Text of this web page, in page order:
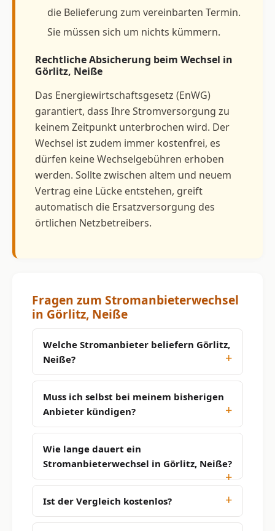
die Belieferung zum vereinbarten Termin.
Sie müssen sich um nichts kümmern.
Rechtliche Absicherung beim Wechsel in
Görlitz, Neiße
Das Energiewirtschaftsgesetz (EnWG)
garantiert, dass Ihre Stromversorgung zu
keinem Zeitpunkt unterbrochen wird. Der
Wechsel ist zudem immer kostenfrei, es
dürfen keine Wechselgebühren erhoben
werden. Sollte zwischen altem und neuem
Vertrag eine Lücke entstehen, greift
automatisch die Ersatzversorgung des
örtlichen Netzbetreibers.
Fragen zum Stromanbieterwechsel
in Görlitz, Neiße
Welche Stromanbieter beliefern Görlitz,
Neiße?
Muss ich selbst bei meinem bisherigen
Anbieter kündigen?
Wie lange dauert ein
Stromanbieterwechsel in Görlitz, Neiße?
Ist der Vergleich kostenlos?